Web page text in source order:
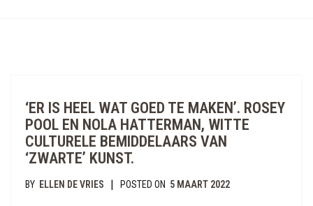
‘ER IS HEEL WAT GOED TE MAKEN’. ROSEY
POOL EN NOLA HATTERMAN, WITTE
CULTURELE BEMIDDELAARS VAN
‘ZWARTE’ KUNST.
BY ELLEN DE VRIES | POSTED ON 5 MAART 2022